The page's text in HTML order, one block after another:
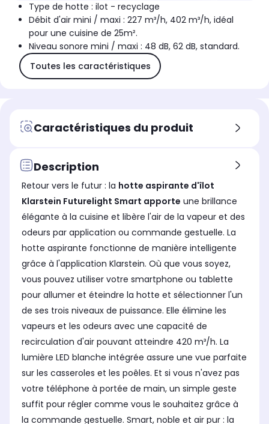
Type de hotte : ilot - recyclage
Débit d'air mini / maxi : 227 m³/h, 402 m³/h, idéal
pour une cuisine de 25m².
Niveau sonore mini / maxi : 48 dB, 62 dB, standard.
Toutes les caractéristiques
Caractéristiques du produit
Description
Retour vers le futur : la hotte aspirante d'îlot
Klarstein Futurelight Smart apporte une brillance
élégante à la cuisine et libère l'air de la vapeur et des
odeurs par application ou commande gestuelle. La
hotte aspirante fonctionne de manière intelligente
grâce à l'application Klarstein. Où que vous soyez,
vous pouvez utiliser votre smartphone ou tablette
pour allumer et éteindre la hotte et sélectionner l'un
de ses trois niveaux de puissance. Elle élimine les
vapeurs et les odeurs avec une capacité de
recirculation d'air pouvant atteindre 420 m³/h. La
lumière LED blanche intégrée assure une vue parfaite
sur les casseroles et les poêles. Et si vous n'avez pas
votre téléphone à portée de main, un simple geste
suffit pour régler comme vous le souhaitez grâce à
la commande gestuelle. Smart, noble et air pur : la